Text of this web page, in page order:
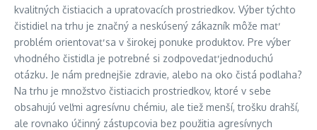
kvalitných čistiacich a upratovacích prostriedkov. Výber týchto
čistidiel na trhu je značný a neskúsený zákazník môže mať
problém orientovať sa v širokej ponuke produktov. Pre výber
vhodného čistidla je potrebné si zodpovedať jednoduchú
otázku. Je nám prednejšie zdravie, alebo na oko čistá podlaha?
Na trhu je množstvo čistiacich prostriedkov, ktoré v sebe
obsahujú veľmi agresívnu chémiu, ale tiež menší, trošku drahší,
ale rovnako účinný zástupcovia bez použitia agresívnych